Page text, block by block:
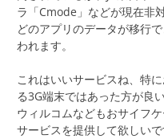
ラ「Cmode」などが現在非
どのアプリのデータが移行
われます。
これはいいサービスね、特
る3G端末ではあった方が良
ウィルコムなどもおサイフ
サービスを提供して欲しいで